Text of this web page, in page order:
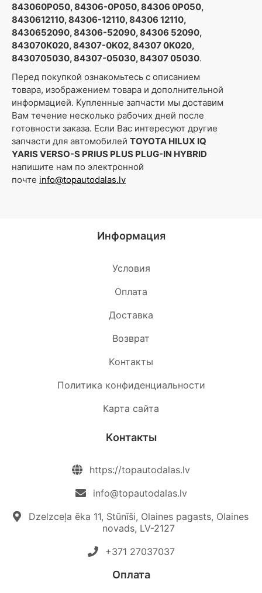
843060P050, 84306-0P050, 84306 0P050,
8430612110, 84306-12110, 84306 12110,
8430652090, 84306-52090, 84306 52090,
843070K020, 84307-0K02, 84307 0K020,
8430705030, 84307-05030, 84307 05030.
Перед покупкой ознакомьтесь с описанием
товара, изображением товара и дополнительной
информацией. Купленные запчасти мы доставим
Вам течение несколько рабочих дней после
готовности заказа. Если Вас интересуют другие
запчасти для автомобилей TOYOTA HILUX IQ
YARIS VERSO-S PRIUS PLUS PLUG-IN HYBRID
напишите нам по электронной
почте info@topautodalas.lv
Информация
Условия
Oплата
Доставка
Возврат
Kонтакты
Политика конфиденциальности
Карта сайта
Kонтакты
https://topautodalas.lv
info@topautodalas.lv
Dzelzceļa ēka 11, Stūnīši, Olaines pagasts, Olaines
novads, LV-2127
+371 27037037‬
Oплата